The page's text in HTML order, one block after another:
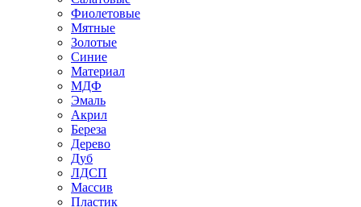
Фиолетовые
Мятные
Золотые
Синие
Материал
МДФ
Эмаль
Акрил
Береза
Дерево
Дуб
ЛДСП
Массив
Пластик